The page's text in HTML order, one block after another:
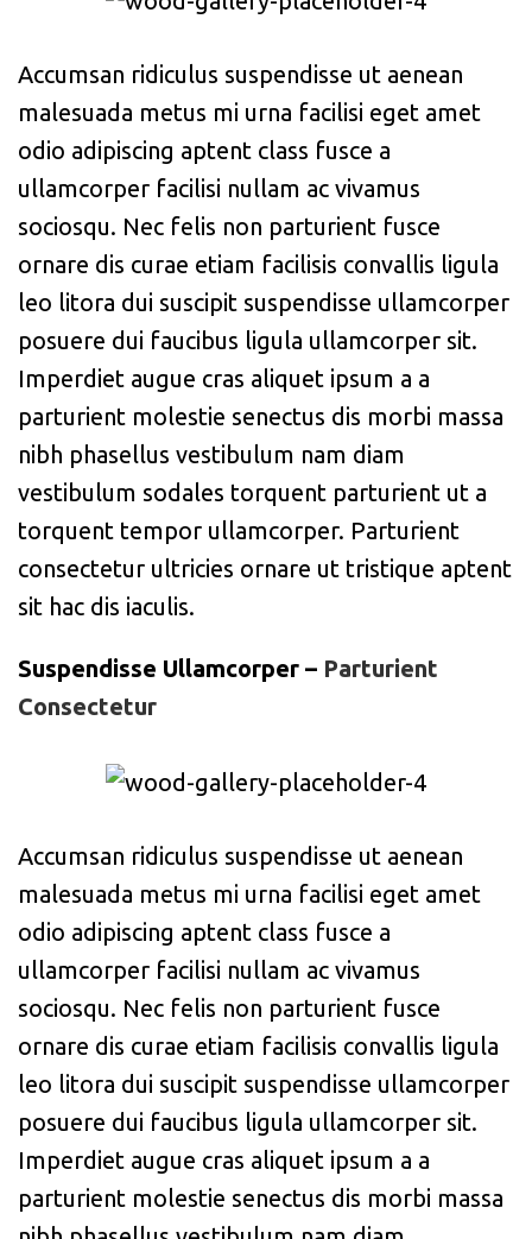
Accumsan ridiculus suspendisse ut aenean
malesuada metus mi urna facilisi eget amet
odio adipiscing aptent class fusce a
ullamcorper facilisi nullam ac vivamus
sociosqu. Nec felis non parturient fusce
ornare dis curae etiam facilisis convallis ligula
leo litora dui suscipit suspendisse ullamcorper
posuere dui faucibus ligula ullamcorper sit.
Imperdiet augue cras aliquet ipsum a a
parturient molestie senectus dis morbi massa
nibh phasellus vestibulum nam diam
vestibulum sodales torquent parturient ut a
torquent tempor ullamcorper. Parturient
consectetur ultricies ornare ut tristique aptent
sit hac dis iaculis.
Suspendisse Ullamcorper – Parturient
Consectetur
Accumsan ridiculus suspendisse ut aenean
malesuada metus mi urna facilisi eget amet
odio adipiscing aptent class fusce a
ullamcorper facilisi nullam ac vivamus
sociosqu. Nec felis non parturient fusce
ornare dis curae etiam facilisis convallis ligula
leo litora dui suscipit suspendisse ullamcorper
posuere dui faucibus ligula ullamcorper sit.
Imperdiet augue cras aliquet ipsum a a
parturient molestie senectus dis morbi massa